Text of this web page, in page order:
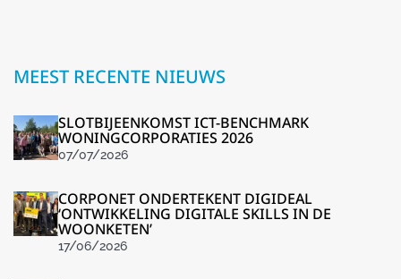
MEEST RECENTE NIEUWS
SLOTBIJEENKOMST ICT-BENCHMARK
WONINGCORPORATIES 2026
07/07/2026
CORPONET ONDERTEKENT DIGIDEAL
‘ONTWIKKELING DIGITALE SKILLS IN DE
WOONKETEN’
17/06/2026